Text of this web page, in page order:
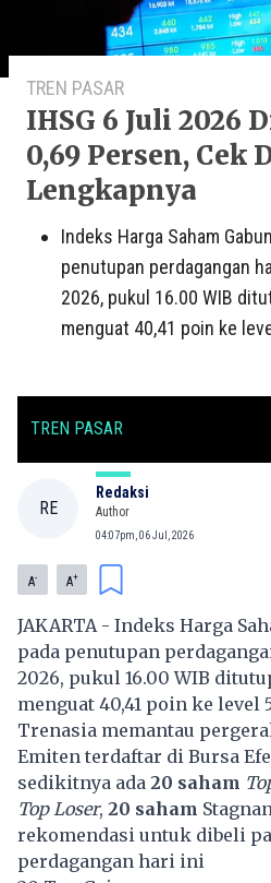
TREN PASAR
IHSG 6 Juli 2026
0,69 Persen, Cek
Lengkapnya
Indeks Harga Saham
penutupan perdagangan
2026, pukul 16.00 WIB
menguat 40,41 poin ke
TREN PASAR
RE
Redaksi
Author
04:07pm, 06 Jul, 2026
A- A+
JAKARTA - Indeks Harga
pada penutupan
2026, pukul 16.00 WIB
menguat 40,41 poin ke level
Trenasia memantau
Emiten terdaftar di Bursa
sedikitnya ada 20 saham
Top Loser, 20 saham
rekomendasi untuk dibeli
perdagangan hari ini